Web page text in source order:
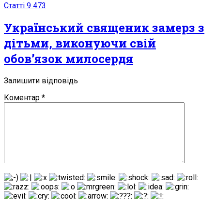
Статті 9 473
Український священик замерз з
дітьми, виконуючи свій
обов’язок милосердя
Залишити відповідь
Коментар *